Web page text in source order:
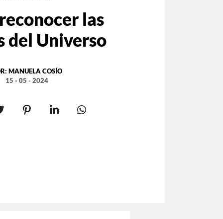
las
del Universo
MANUELA COSÍO
15 - 05 - 2024